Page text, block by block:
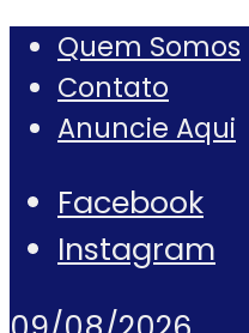
Quem Somos
Contato
Anuncie Aqui
Facebook
Instagram